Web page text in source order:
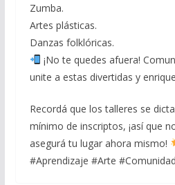
Zumba.
Artes plásticas.
Danzas folklóricas.
¡No te quedes afuera!
unite a estas divertidas y
Recordá que los talleres se
mínimo de inscriptos, ¡así que
asegurá tu lugar ahora mismo!
#Aprendizaje #Arte #Comunidad